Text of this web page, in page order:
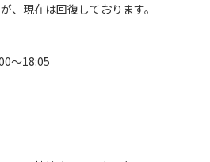
、現在は回復しております。
～18:05